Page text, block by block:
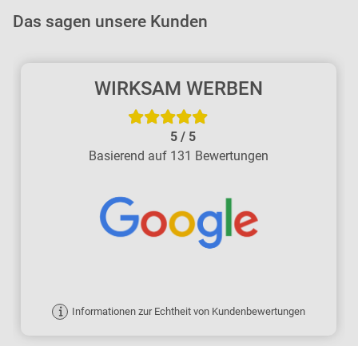
Das sagen unsere Kunden
WIRKSAM WERBEN
5/ 5
Basierend auf 131 Bewertungen
Informationen zur Echtheit von Kundenbewertungen